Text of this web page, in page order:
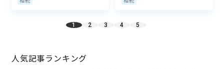
1 2 3 4 5
人気記事ランキング